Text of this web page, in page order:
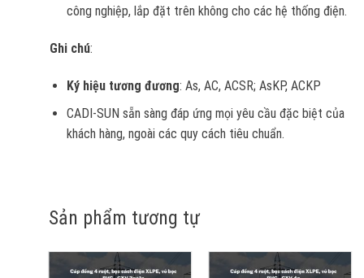
công nghiệp, lắp đặt trên không cho các hệ thống điện.
Ghi chú:
Ký hiệu tương đương: As, AC, ACSR; AsKP, ACKP
CADI-SUN sẵn sàng đáp ứng mọi yêu cầu đặc biệt của
khách hàng, ngoài các quy cách tiêu chuẩn.
Sản phẩm tương tự